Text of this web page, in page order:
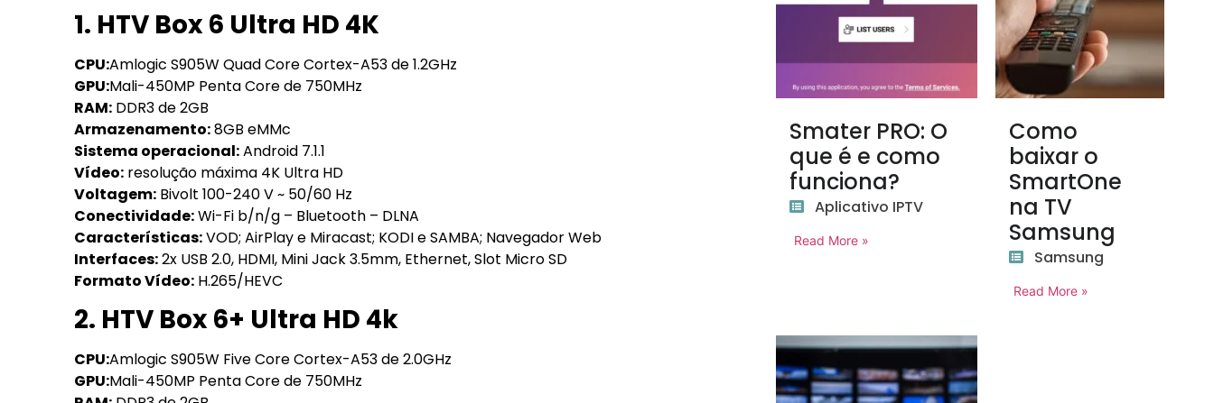
1. HTV Box 6 Ultra HD 4K
CPU:Amlogic S905W Quad Core Cortex-A53 de 1.2GHz
GPU:Mali-450MP Penta Core de 750MHz
RAM: DDR3 de 2GB
Armazenamento:8GB eMMc
Sistema operacional:Android 7.1.1
Vídeo: resolução máxima 4K Ultra HD
Voltagem: Bivolt 100-240 V ~ 50/60 Hz
Conectividade:Wi-Fi b/n/g – Bluetooth – DLNA
Características:VOD; AirPlay e Miracast; KODI e SAMBA; Navegador Web
Interfaces:2x USB 2.0, HDMI, Mini Jack 3.5mm, Ethernet, Slot Micro SD
Formato Vídeo: H.265/HEVC
2. HTV Box 6+ Ultra HD 4k
CPU:Amlogic S905W Five Core Cortex-A53 de 2.0GHz
GPU:Mali-450MP Penta Core de 750MHz
Smater PRO: O
que é e como
funciona?
Aplicativo IPTV
Read More »
Como
baixar o
SmartOne
na TV
Samsung
Samsung
Read More »